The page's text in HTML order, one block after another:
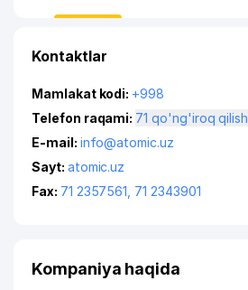
Kontaktlar
Mamlakat kodi: +998
Telefon raqami:
71 qo'ng'iroq qilish
E-mail: info@atomic.uz
Sayt: atomic.uz
Fax: 71 2357561 71 2343901
Kompaniya haqida